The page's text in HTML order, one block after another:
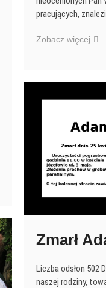
pracujących,
Zobacz więcej
o
r.
Zmarł
Liczba odsłon 502
naszej rodziny,